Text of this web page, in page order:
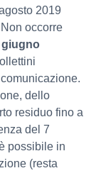
2019
occorre
giugno
dello
residuo fino a
del 7
possibile in
(resta